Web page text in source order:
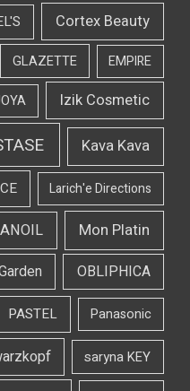
Cortex Beauty
EMPIRE
GLAZETTE
Izik Cosmetic
Kava Kava
Larich'e Directions
Mon Platin
OBLIPHICA
Panasonic
PASTEL
saryna KEY